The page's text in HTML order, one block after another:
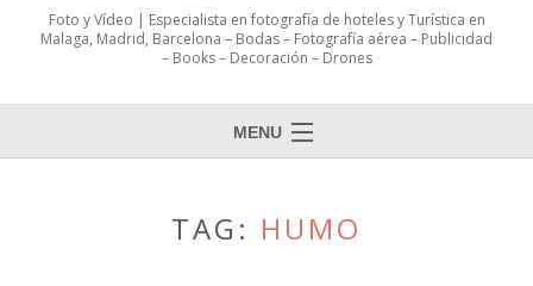
Foto y Vídeo | Especialista en fotografía de hoteles y Turística en
Malaga, Madrid, Barcelona – Bodas – Fotografía aérea – Publicidad
– Books – Decoración – Drones
MENU
TAG: HUMO